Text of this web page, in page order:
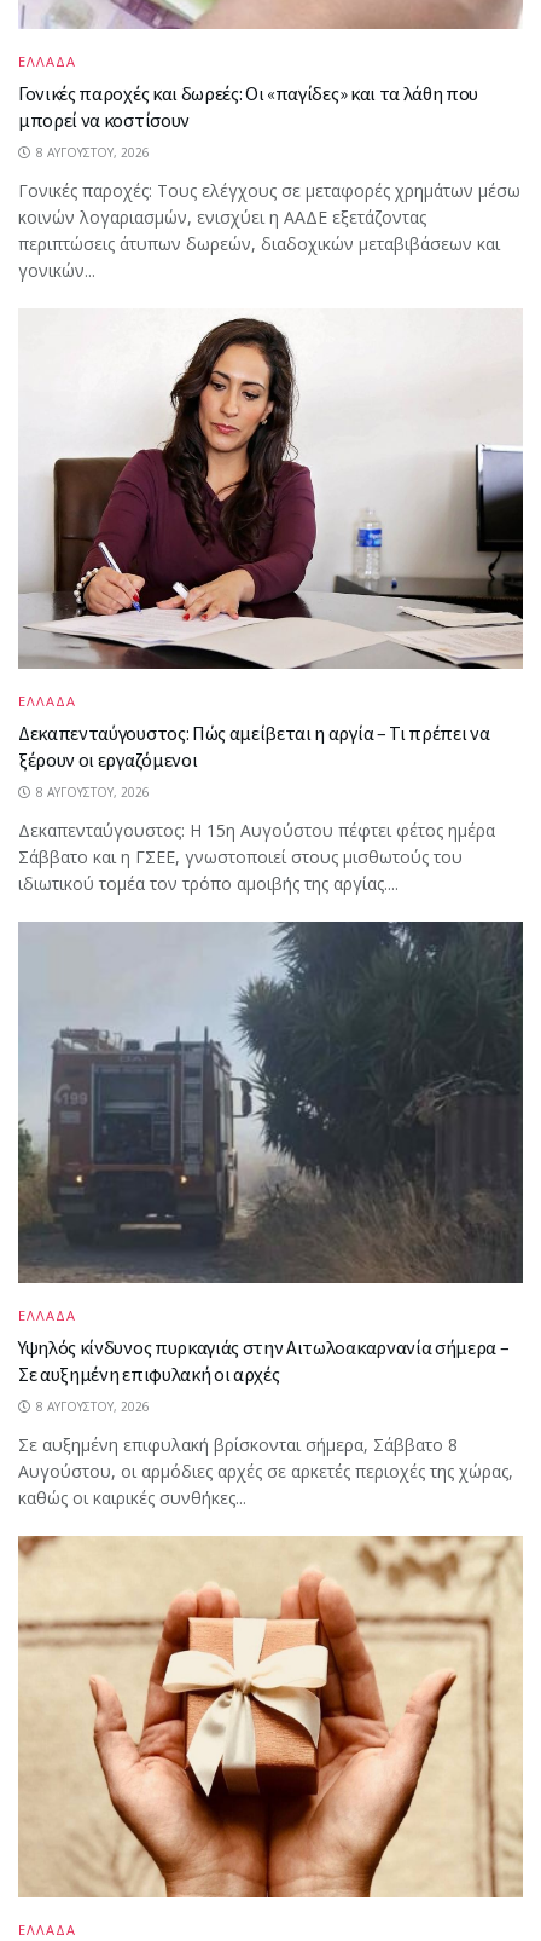
ΕΛΛΑΔΑ
Γονικές παροχές και δωρεές: Οι «παγίδες» και τα λάθη που
μπορεί να κοστίσουν
8 ΑΥΓΟΎΣΤΟΥ, 2026
Γονικές παροχές: Τους ελέγχους σε μεταφορές χρημάτων μέσω
κοινών λογαριασμών, ενισχύει η ΑΑΔΕ εξετάζοντας
περιπτώσεις άτυπων δωρεών, διαδοχικών μεταβιβάσεων και
γονικών...
ΕΛΛΑΔΑ
Δεκαπενταύγουστος: Πώς αμείβεται η αργία – Τι πρέπει να
ξέρουν οι εργαζόμενοι
8 ΑΥΓΟΎΣΤΟΥ, 2026
Δεκαπενταύγουστος: Η 15η Αυγούστου πέφτει φέτος ημέρα
Σάββατο και η ΓΣΕΕ, γνωστοποιεί στους μισθωτούς του
ιδιωτικού τομέα τον τρόπο αμοιβής της αργίας....
ΕΛΛΑΔΑ
Υψηλός κίνδυνος πυρκαγιάς στην Αιτωλοακαρνανία σήμερα –
Σε αυξημένη επιφυλακή οι αρχές
8 ΑΥΓΟΎΣΤΟΥ, 2026
Σε αυξημένη επιφυλακή βρίσκονται σήμερα, Σάββατο 8
Αυγούστου, οι αρμόδιες αρχές σε αρκετές περιοχές της χώρας,
καθώς οι καιρικές συνθήκες...
ΕΛΛΑΔΑ